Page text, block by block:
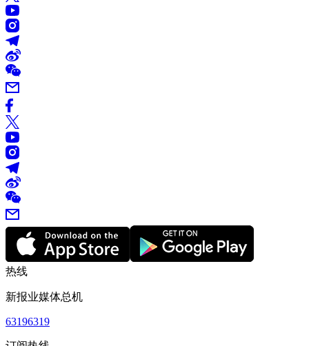
热线
新报业媒体总机
63196319